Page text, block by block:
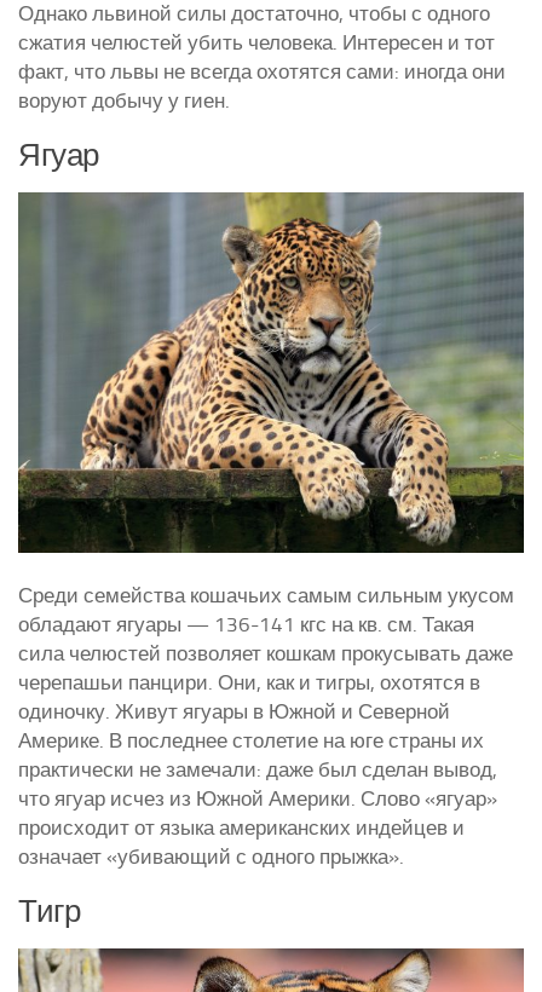
Однако львиной силы достаточно, чтобы с одного
сжатия челюстей убить человека. Интересен и тот
факт, что львы не всегда охотятся сами: иногда они
воруют добычу у гиен.
Ягуар
Среди семейства кошачьих самым сильным укусом
обладают ягуары — 136-141 кгс на кв. см. Такая
сила челюстей позволяет кошкам прокусывать даже
черепашьи панцири. Они, как и тигры, охотятся в
одиночку. Живут ягуары в Южной и Северной
Америке. В последнее столетие на юге страны их
практически не замечали: даже был сделан вывод,
что ягуар исчез из Южной Америки. Слово «ягуар»
происходит от языка американских индейцев и
означает «убивающий с одного прыжка».
Тигр